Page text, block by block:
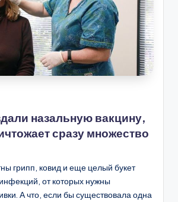
назальную вакцину,
сразу множество
грипп, ковид и еще целый букет
от которых нужны
А что, если бы существовала одна